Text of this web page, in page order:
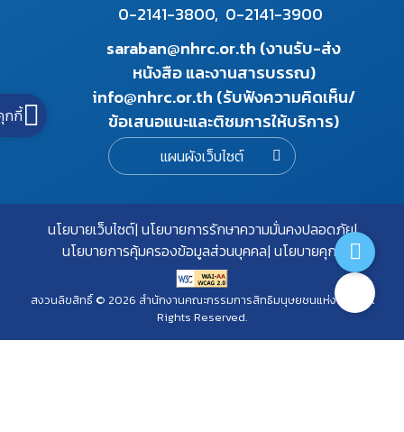
0-2141-3800, 0-2141-3900
saraban@nhrc.or.th (งานรับ-ส่ง
หนังสือ และงานสารบรรณ)
info@nhrc.or.th (รับฟังความคิดเห็น/
ข้อเสนอแนะและติชมการให้บริการ)
แผนผังเว็บไซต์
นโยบายเว็บไซต์ นโยบายการรักษาความมั่นคงปลอดภัย
นโยบายการคุ้มครองข้อมูลส่วนบุคคล นโยบายคุกกี้
สงวนลิขสิทธิ์ © 2026 สำนักงานคณะกรรมการสิทธิมนุษยชนแห่งชาติ. All
Rights Reserved.
กกี้